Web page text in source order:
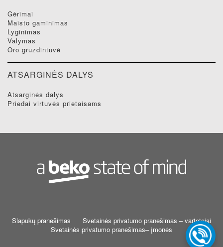
gėrimai
maisto gaminimas
lyginimas
valymas
oro gruzdintuvė
ATSARGINĖS DALYS
atsarginės dalys
priedai virtuvės prietaisams
Slapukų pranešimas
Svetainės privatumo pranešimas – vartotojai
Svetainės privatumo pranešimas– įmonės